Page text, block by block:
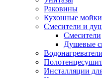
Раковины
Кухонные мойки
Смесители и
Смесители
Душевые
Водонагреватели
Инсталляции